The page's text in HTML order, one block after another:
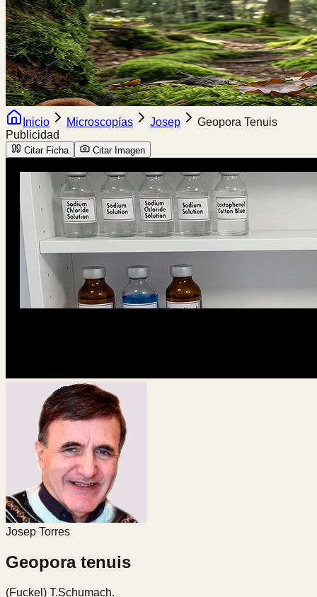
Inicio Microscopías Josep
Geopora Tenuis
Publicidad
Citar Ficha Citar Imagen
Josep Torres
Geopora tenuis
(Fuckel) T.Schumach.